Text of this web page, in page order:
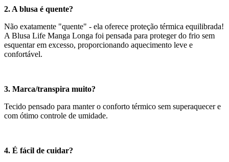
2. A blusa é quente?
Não exatamente "quente" - ela oferece proteção térmica equilibrada!
A Blusa Life Manga Longa foi pensada para proteger do frio sem
esquentar em excesso, proporcionando aquecimento leve e
confortável.
3. Marca/transpira muito?
Tecido pensado para manter o conforto térmico sem superaquecer e
com ótimo controle de umidade.
4. É fácil de cuidar?